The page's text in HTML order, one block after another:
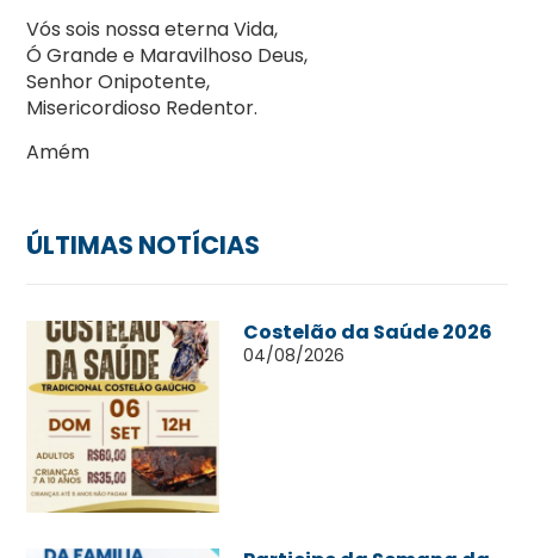
Vós sois nossa eterna Vida,
Ó Grande e Maravilhoso Deus,
Senhor Onipotente,
Misericordioso Redentor.
Amém
ÚLTIMAS NOTÍCIAS
Costelão da Saúde 2026
04/08/2026